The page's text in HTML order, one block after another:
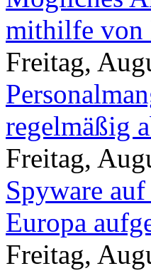
mithilfe
Freitag,
regelmäßig
Freitag,
Spyware
Europa
Freitag,